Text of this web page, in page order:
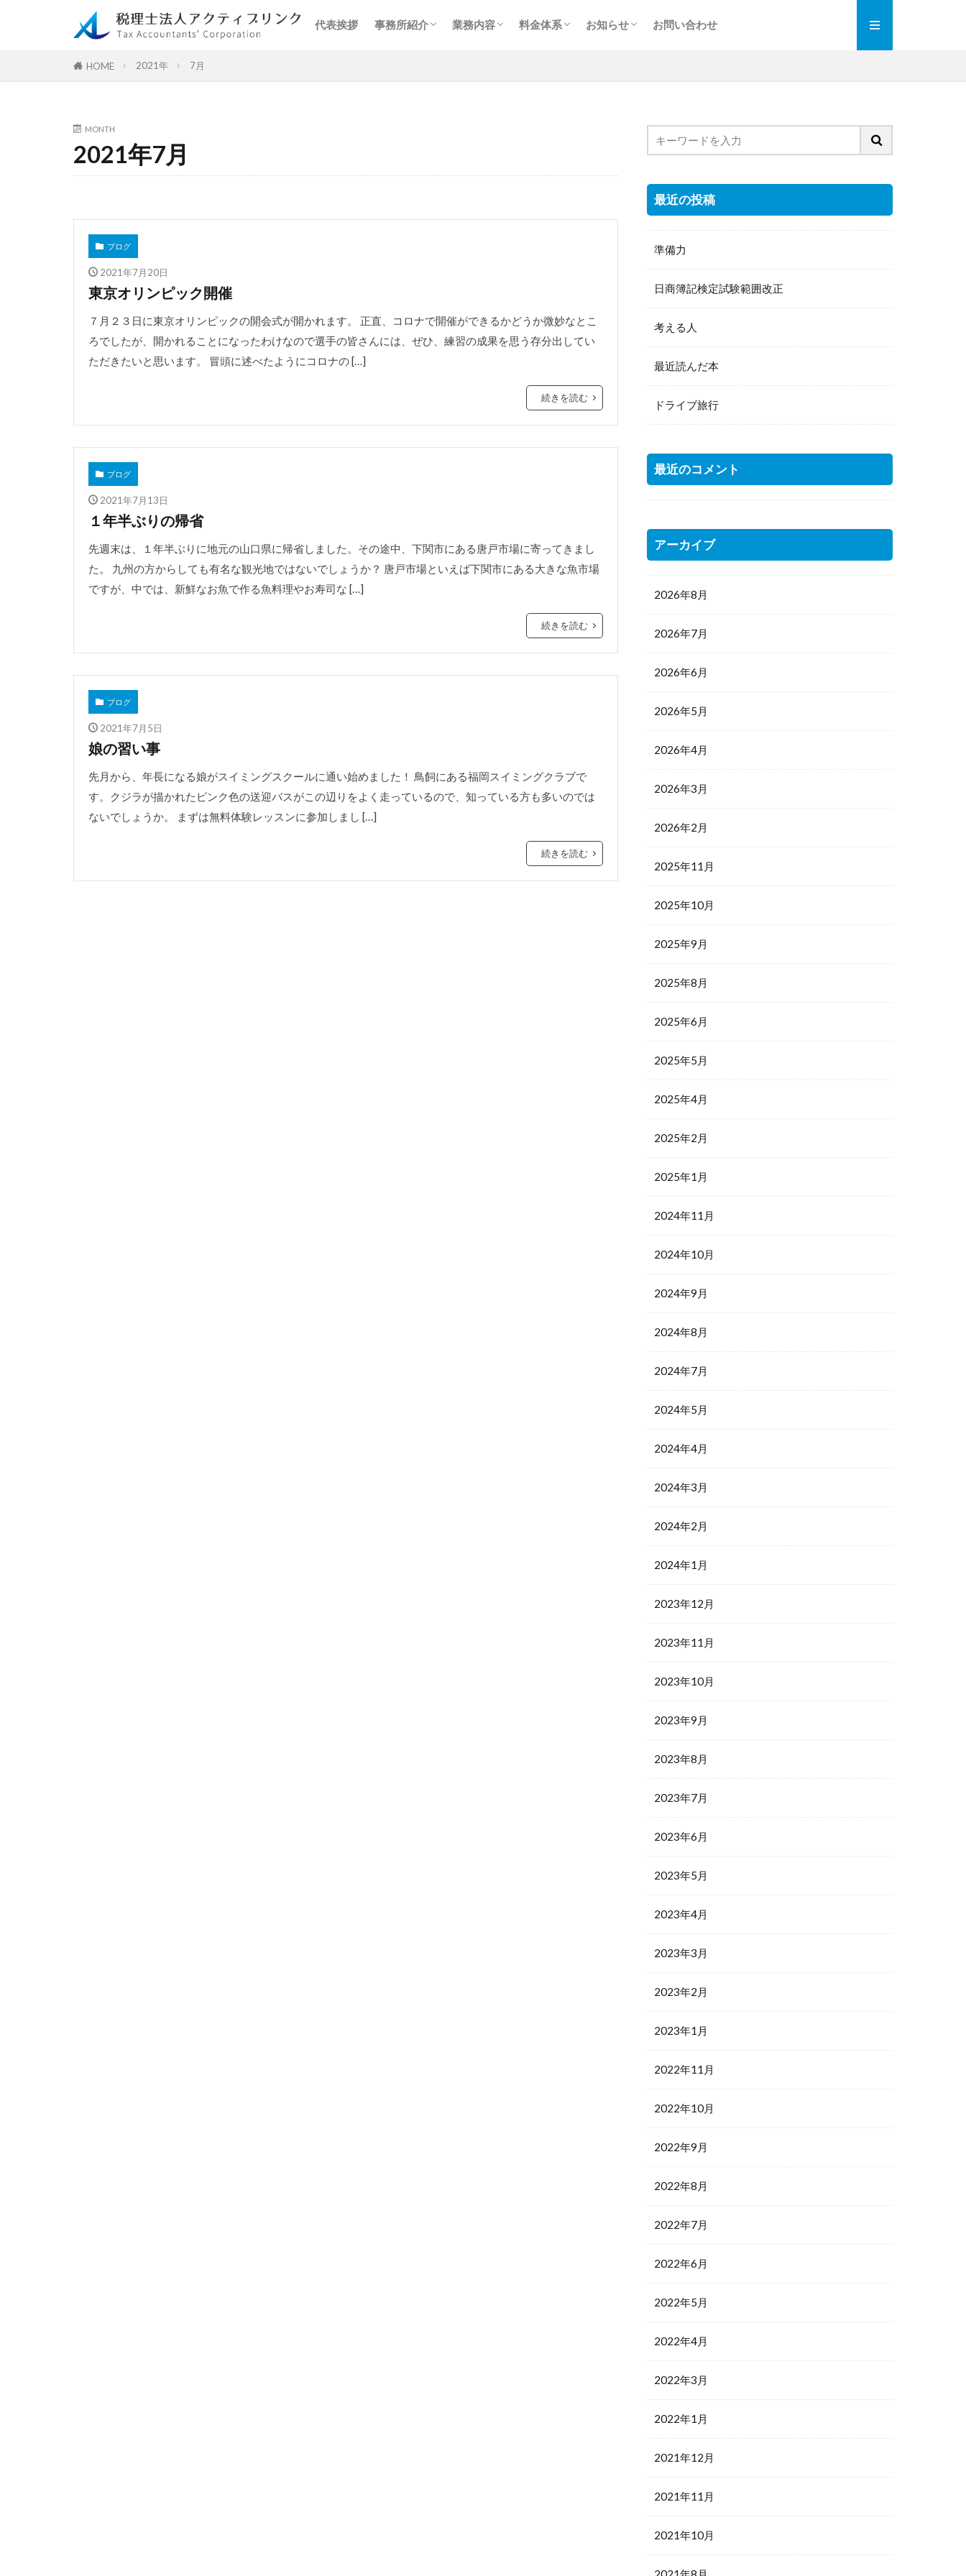
代表挨拶 事務所紹介 業務内容 料金体系 お知らせ お問い合わせ
HOME 2021年 7月
MONTH
2021年7月
ブログ
2021年7月20日
東京オリンピック開催
７月２３日に東京オリンピックの開会式が開かれます。 正直、コロナで開催ができるかどうか微妙なとこ
ろでしたが、開かれることになったわけなので選手の皆さんには、ぜひ、練習の成果を思う存分出してい
ただきたいと思います。 冒頭に述べたようにコロナの […]
続きを読む
ブログ
2021年7月13日
１年半ぶりの帰省
先週末は、１年半ぶりに地元の山口県に帰省しました。その途中、下関市にある唐戸市場に寄ってきまし
た。 九州の方からしても有名な観光地ではないでしょうか？ 唐戸市場といえば下関市にある大きな魚市場
ですが、中では、新鮮なお魚で作る魚料理やお寿司な […]
続きを読む
ブログ
2021年7月5日
娘の習い事
先月から、年長になる娘がスイミングスクールに通い始めました！ 鳥飼にある福岡スイミングクラブで
す。クジラが描かれたピンク色の送迎バスがこの辺りをよく走っているので、知っている方も多いのでは
ないでしょうか。 まずは無料体験レッスンに参加しまし […]
続きを読む
最近の投稿
準備力
日商簿記検定試験範囲改正
考える人
最近読んだ本
ドライブ旅行
最近のコメント
アーカイブ
2026年8月
2026年7月
2026年6月
2026年5月
2026年4月
2026年3月
2026年2月
2025年11月
2025年10月
2025年9月
2025年8月
2025年6月
2025年5月
2025年4月
2025年2月
2025年1月
2024年11月
2024年10月
2024年9月
2024年8月
2024年7月
2024年5月
2024年4月
2024年3月
2024年2月
2024年1月
2023年12月
2023年11月
2023年10月
2023年9月
2023年8月
2023年7月
2023年6月
2023年5月
2023年4月
2023年3月
2023年2月
2023年1月
2022年11月
2022年10月
2022年9月
2022年8月
2022年7月
2022年6月
2022年5月
2022年4月
2022年3月
2022年1月
2021年12月
2021年11月
2021年10月